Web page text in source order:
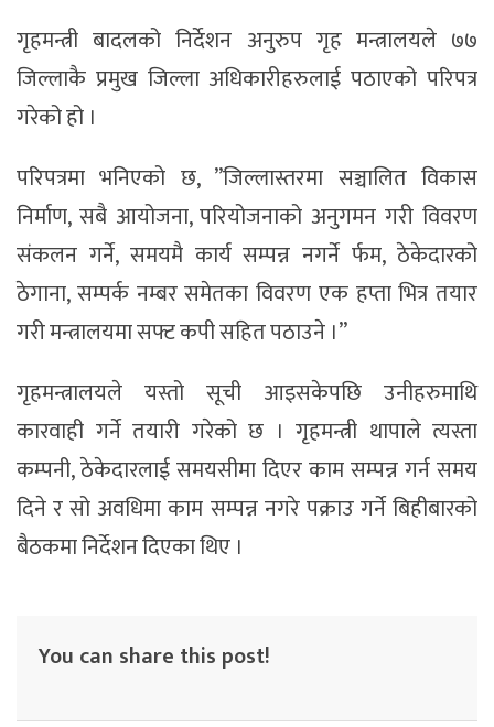
गृहमन्त्री बादलको निर्देशन अनुरुप गृह मन्त्रालयले ७७
जिल्लाकै प्रमुख जिल्ला अधिकारीहरुलाई पठाएको परिपत्र
गरेको हो ।
परिपत्रमा भनिएको छ, ”जिल्लास्तरमा सञ्चालित विकास
निर्माण, सबै आयोजना, परियोजनाको अनुगमन गरी विवरण
संकलन गर्ने, समयमै कार्य सम्पन्न नगर्ने र्फम, ठेकेदारको
ठेगाना, सम्पर्क नम्बर समेतका विवरण एक हप्ता भित्र तयार
गरी मन्त्रालयमा सफ्ट कपी सहित पठाउने ।”
गृहमन्त्रालयले यस्तो सूची आइसकेपछि उनीहरुमाथि
कारवाही गर्ने तयारी गरेको छ । गृहमन्त्री थापाले त्यस्ता
कम्पनी, ठेकेदारलाई समयसीमा दिएर काम सम्पन्न गर्न समय
दिने र सो अवधिमा काम सम्पन्न नगरे पक्राउ गर्ने बिहीबारको
बैठकमा निर्देशन दिएका थिए ।
You can share this post!